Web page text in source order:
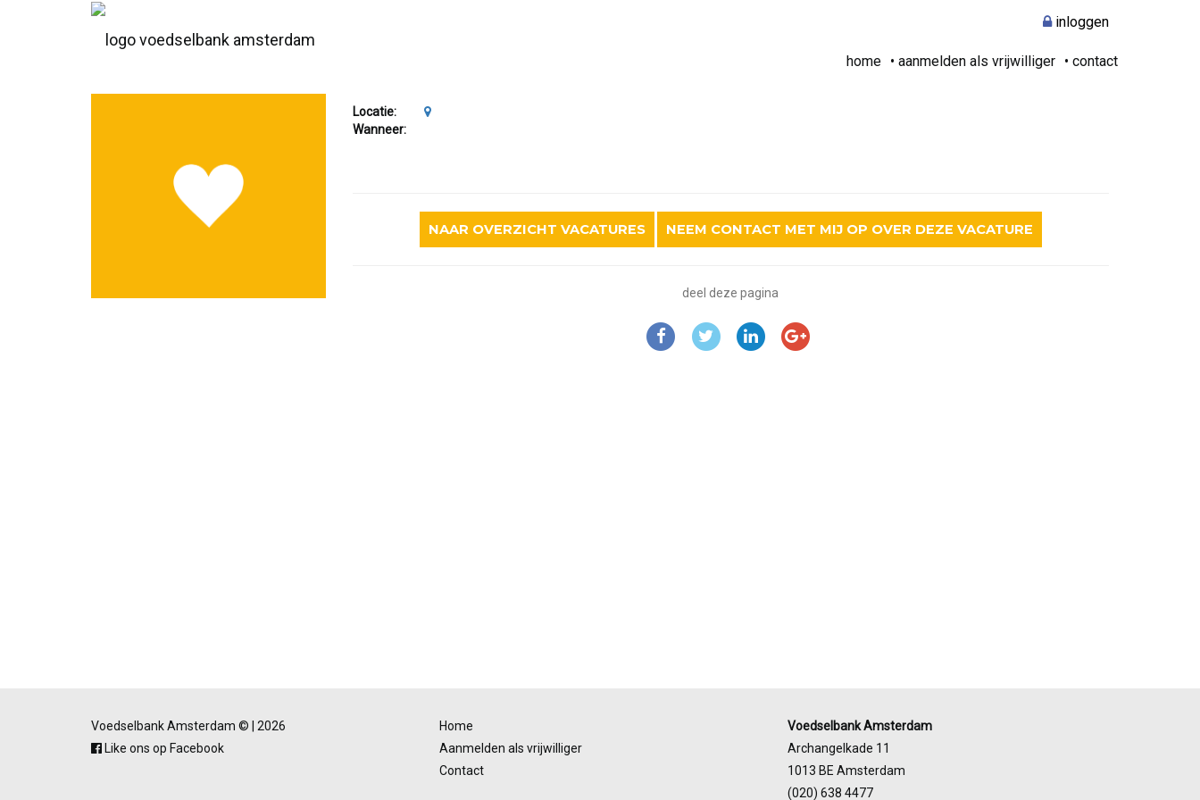
home aanmelden als vrijwilliger contact
inloggen
Locatie:
Wanneer:
NAAR OVERZICHT VACATURES NEEM CONTACT MET MIJ OP OVER DEZE VACATURE
deel deze pagina
Voedselbank Amsterdam © | 2026
Like ons op Facebook
Home
Aanmelden als vrijwilliger
Contact
Voedselbank Amsterdam
Archangelkade 11
1013 BE Amsterdam
(020) 638 4477